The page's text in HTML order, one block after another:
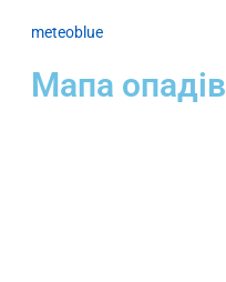
meteoblue
Мапа опадів